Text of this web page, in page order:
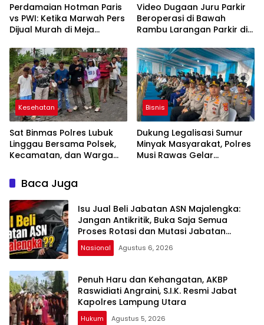
Perdamaian Hotman Paris
vs PWI: Ketika Marwah Pers
Dijual Murah di Meja
Syamsul Hadie (ASH)”
Video Dugaan Juru Parkir
Beroperasi di Bawah
Rambu Larangan Parkir di
Warganet Soroti Dugaan
Pelanggaran
Kesehatan
Sat Binmas Polres Lubuk
Linggau Bersama Polsek,
Kecamatan, dan Warga
Bersihkan Siring Agung
Bisnis
Dukung Legalisasi Sumur
Minyak Masyarakat, Polres
Musi Rawas Gelar
Baca Juga
Isu Jual Beli Jabatan ASN Majalengka:
Jangan Antikritik, Buka Saja Semua
Proses Rotasi dan Mutasi Jabatan
kepada Publik Oleh: Aceng Syamsul
Hadie, S.Sos., MM. Ketua Dewan Pembina
Nasional Agustus 6, 2026
Penuh Haru dan Kehangatan, AKBP
Raswidiati Angraini, S.I.K. Resmi Jabat
Kapolres Lampung Utara
Hukum Agustus 5, 2026